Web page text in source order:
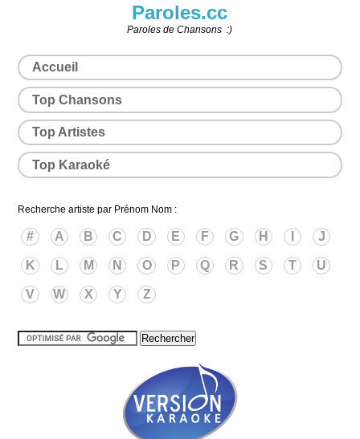
Paroles.cc
Paroles de Chansons :)
Accueil
Top Chansons
Top Artistes
Top Karaoké
Recherche artiste par Prénom Nom :
# A B C D E F G H J
K L M N O P Q R S T U
V W X Y Z